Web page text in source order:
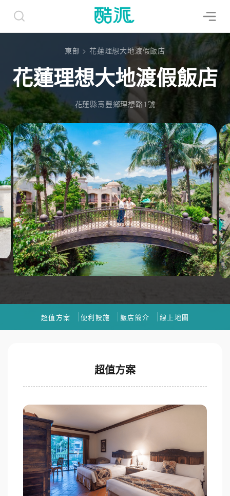
東部 > 花蓮理想大地渡假飯店
花蓮理想大地渡假飯店
花蓮縣壽豐鄉理想路1號
超值方案 便利設施 飯店簡介 線上地圖
超值方案